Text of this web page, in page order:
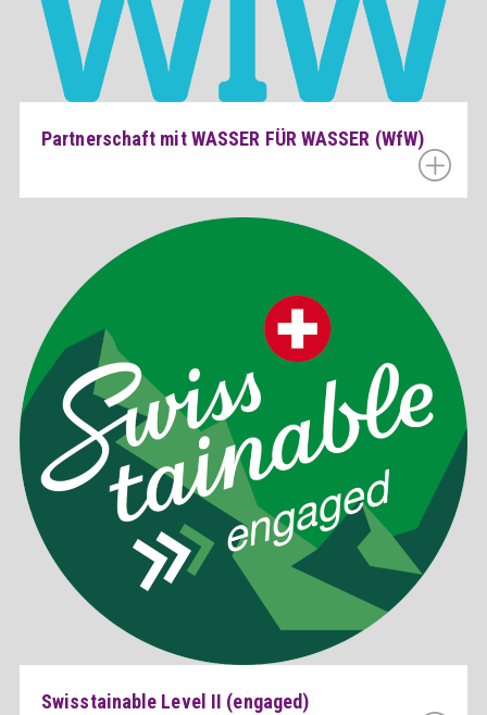
Partnerschaft mit WASSER FÜR WASSER (WfW)
Swisstainable Level II (engaged)